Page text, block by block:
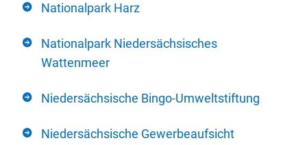
Nationalpark Harz
Nationalpark Niedersächsisches
Wattenmeer
Niedersächsische Bingo-Umweltstiftung
Niedersächsische Gewerbeaufsicht